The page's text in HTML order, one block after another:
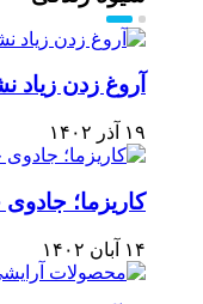
آروغ زدن
۱۹ آذر ۱۴۰۲
کاریزما؛
۱۴ آبان ۱۴۰۲